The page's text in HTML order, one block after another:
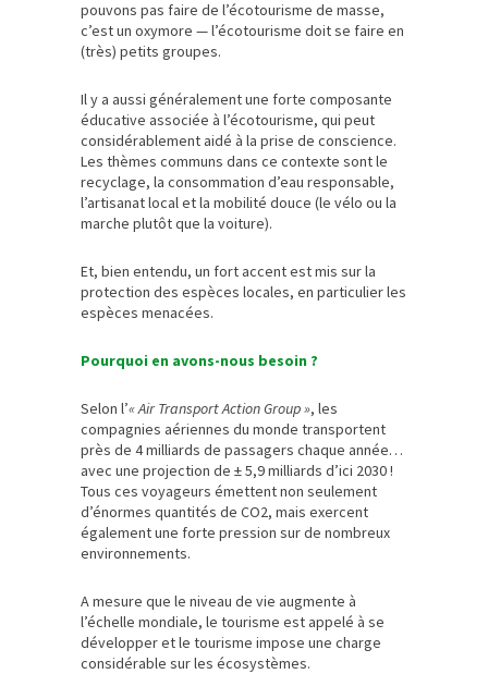
pouvons pas faire de l’écotourisme de masse,
c’est un oxymore — l’écotourisme doit se faire en
(très) petits groupes.
Il y a aussi généralement une forte composante
éducative associée à l’écotourisme, qui peut
considérablement aidé à la prise de conscience.
Les thèmes communs dans ce contexte sont le
recyclage, la consommation d’eau responsable,
l’artisanat local et la mobilité douce (le vélo ou la
marche plutôt que la voiture).
Et, bien entendu, un fort accent est mis sur la
protection des espèces locales, en particulier les
espèces menacées.
Pourquoi en avons-nous besoin ?
Selon l’« Air Transport Action Group », les
compagnies aériennes du monde transportent
près de 4 milliards de passagers chaque année…
avec une projection de ± 5,9 milliards d’ici 2030 !
Tous ces voyageurs émettent non seulement
d’énormes quantités de CO2, mais exercent
également une forte pression sur de nombreux
environnements.
A mesure que le niveau de vie augmente à
l’échelle mondiale, le tourisme est appelé à se
développer et le tourisme impose une charge
considérable sur les écosystèmes.